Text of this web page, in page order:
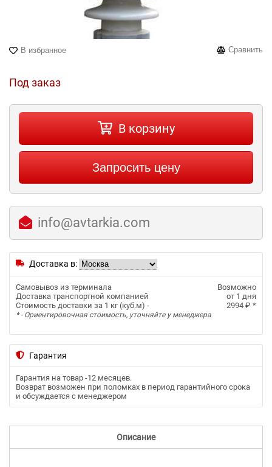
В избранное Сравнить
Под заказ
В корзину
Запросить цену
info@avtarkia.com
Доставка в:
Самовывоз из терминала
Возможно
Доставка транспортной компанией
от 1 дня
Стоимость доставки за 1 кг (куб.м) -
2994 ₽ *
* - Ориентировочная стоимость, уточняйте у менеджера
Гарантия
Гарантия на товар -12 месяцев.
Возврат возможен при поломках в период гарантийного срока
и обсуждается с менеджером
Описание